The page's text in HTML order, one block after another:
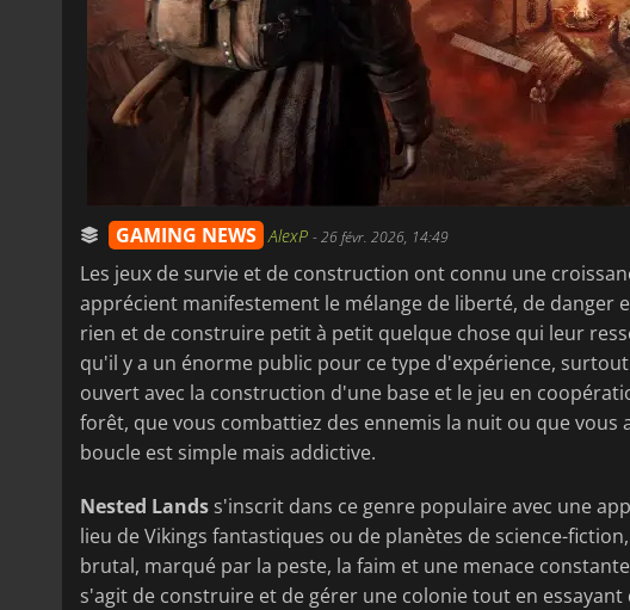
GAMING NEWS AlexP -26 févr. 2026, 14:49
Les jeux de survie et de construction ont connu une
apprécient manifestement le mélange de liberté, de
rien et de construire petit à petit quelque chose qui leur
qu'il y a un énorme public pour ce type d'expérience,
ouvert avec la construction d'une base et le jeu en
forêt, que vous combattiez des ennemis la nuit ou que vous
boucle est simple mais addictive.
Nested Lands s'inscrit dans ce genre populaire avec une
lieu de Vikings fantastiques ou de planètes de science-
brutal, marqué par la peste, la faim et une menace
s'agit de construire et de gérer une colonie tout en